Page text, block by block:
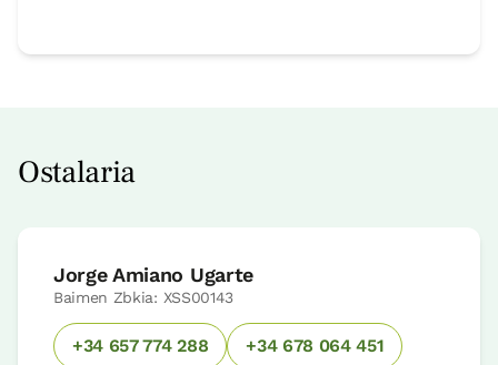
Ostalaria
Jorge Amiano Ugarte
Baimen Zbkia: XSS00143
+34 657 774 288 +34 678 064 451